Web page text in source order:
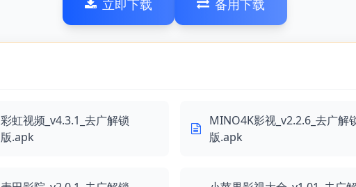
立即下载 备用下载
彩虹视频_v4.3.1_去广解锁
版.apk
MINO4K影视_v2.2.6_去广解
版.apk